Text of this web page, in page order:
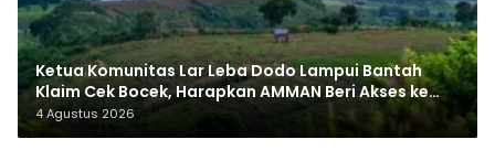
Ketua Komunitas Lar Leba Dodo Lampui Bantah
Klaim Cek Bocek, Harapkan AMMAN Beri Akses ke
Makam Leluhur
4 Agustus 2026